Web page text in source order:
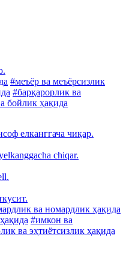
#меъёр ва меъёрсизлик
#барқарорлик ва
бойлик ҳақида
елканггача чиқар.
chiqar.
ва номардлик ҳақида
#имкон ва
ва эҳтиётсизлик ҳақида